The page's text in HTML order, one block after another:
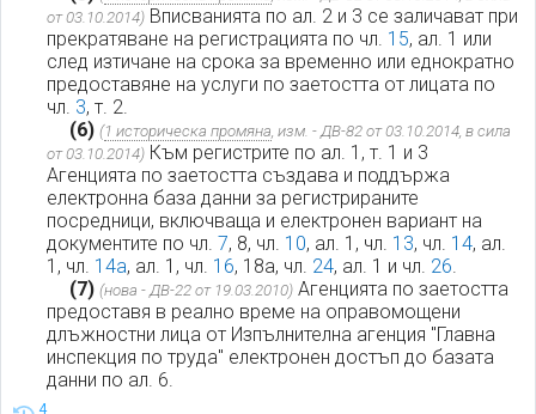
от 03.10.2014) Вписванията по ал. 2 и 3 се заличават при
прекратяване на регистрацията по чл. 15, ал. 1 или
след изтичане на срока за временно или еднократно
предоставяне на услуги по заетостта от лицата по
чл. 3, т. 2.
(6) (1 историческа промяна, изм. - ДВ-82 от 03.10.2014, в сила
от 03.10.2014) Към регистрите по ал. 1, т. 1 и 3
Агенцията по заетостта създава и поддържа
електронна база данни за регистрираните
посредници, включваща и електронен вариант на
документите по чл.7, 8, чл. 10, ал. 1, чл. 13, чл. 14, ал.
1, чл. 14а, ал. 1, чл. 16, 18а, чл. 24, ал. 1 и чл. 26.
(7) (нова - ДВ-22 от 19.03.2010) Агенцията по заетостта
предоставя в реално време на оправомощени
длъжностни лица от Изпълнителна агенция "Главна
инспекция по труда" електронен достъп до базата
данни по ал. 6.
4